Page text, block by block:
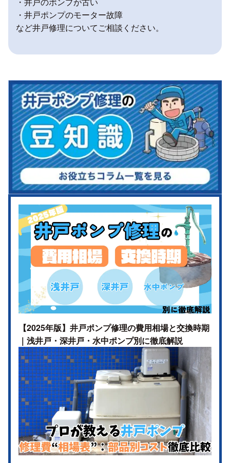
・井戸ポンプのモーター故障
など井戸修理についてご相談ください。
【2025年版】井戸ポンプ修理の費用相場と交換時期
｜浅井戸・深井戸・水中ポンプ別に徹底解説